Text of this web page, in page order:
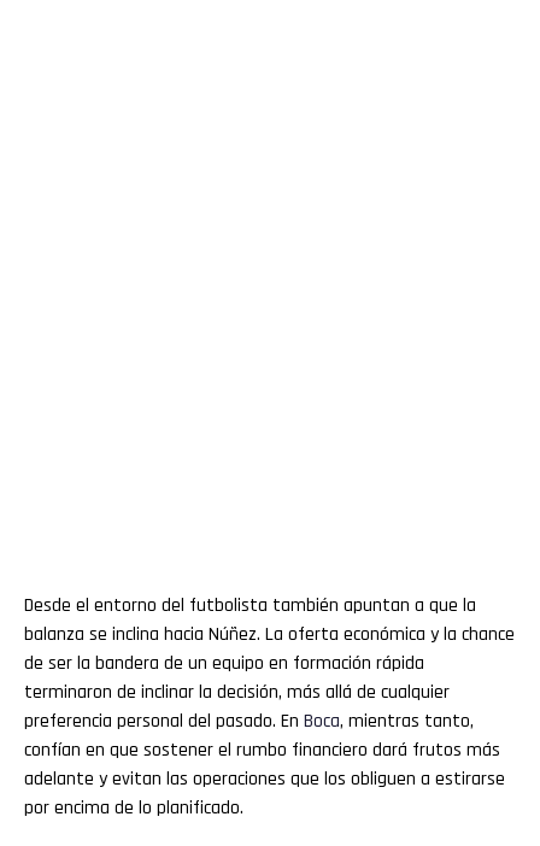
Desde el entorno del futbolista también apuntan a que la
balanza se inclina hacia Núñez. La oferta económica y la chance
de ser la bandera de un equipo en formación rápida
terminaron de inclinar la decisión, más allá de cualquier
preferencia personal del pasado. En Boca, mientras tanto,
confían en que sostener el rumbo financiero dará frutos más
adelante y evitan las operaciones que los obliguen a estirarse
por encima de lo planificado.